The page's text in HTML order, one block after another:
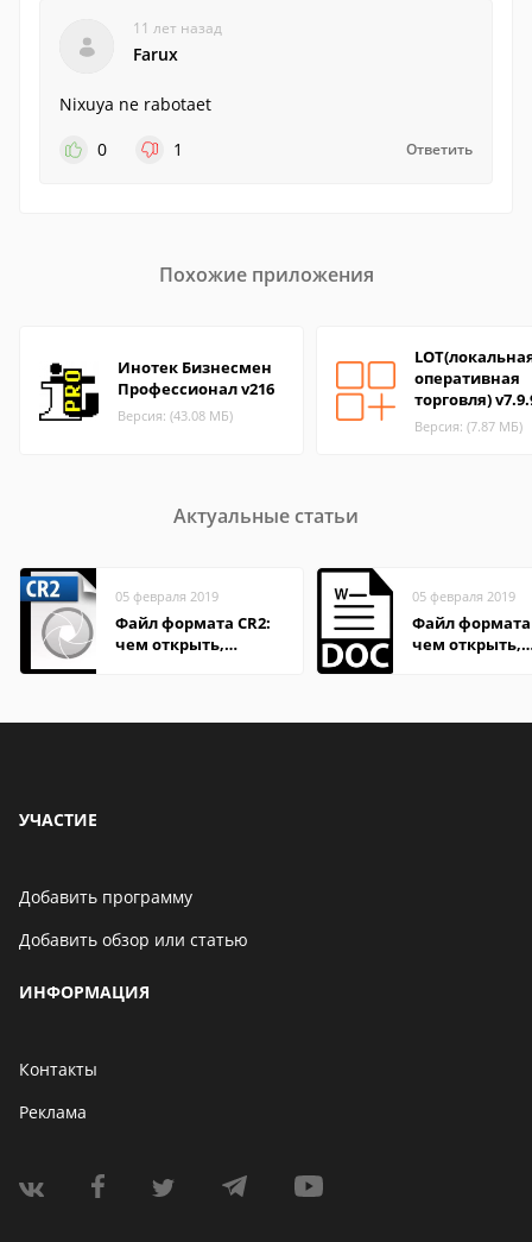
11 лет назад
Farux
Nixuya ne rabotaet
0
1 Ответить
Похожие приложения
Инотек Бизнесмен
Профессионал v216
Версия: (43.08 МБ)
оперативная
торговля)
Версия: (7.87 МБ)
Актуальные статьи
05 февраля 2019
Файл формата CR2:
чем открыть,
05 февраля 2019
Файл формата
чем открыть,
УЧАСТИЕ
Добавить программу
Добавить обзор или статью
ИНФОРМАЦИЯ
Контакты
Реклама